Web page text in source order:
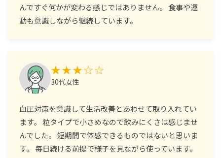
んですぐ何かが変わる感じではありません。 食事や運
動も意識しながら継続しています。
★★★☆☆
30代女性
血圧対策を意識して生活改善とあわせて取り入れてい
ます。 粒タイプで小さめなので飲みにくさは感じませ
んでした。 短期間で体感できるものではないと思いま
す。 毎日続ける前提で様子を見ながら使っています。